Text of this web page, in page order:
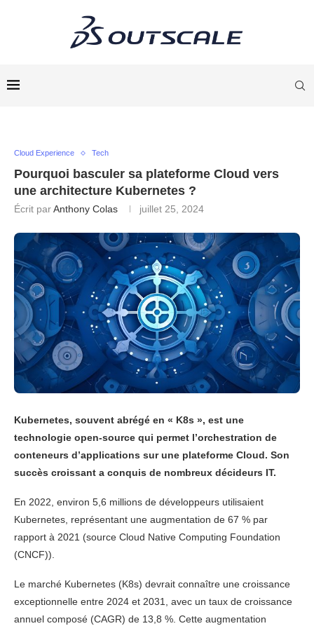
Cloud Experience Tech
Pourquoi basculer sa plateforme Cloud vers
une architecture Kubernetes ?
Écrit parAnthony Colas juillet 25, 2024
Kubernetes, souvent abrégé en « K8s », est une
technologie open-source qui permet l’orchestration de
conteneurs d’applications sur une plateforme Cloud. Son
succès croissant a conquis de nombreux décideurs IT.
En 2022, environ 5,6 millions de développeurs utilisaient
Kubernetes, représentant une augmentation de 67 % par
rapport à 2021 (source Cloud Native Computing Foundation
(CNCF)).
Le marché Kubernetes (K8s) devrait connaître une croissance
exceptionnelle entre 2024 et 2031, avec un taux de croissance
annuel composé (CAGR) de 13,8 %. Cette augmentation